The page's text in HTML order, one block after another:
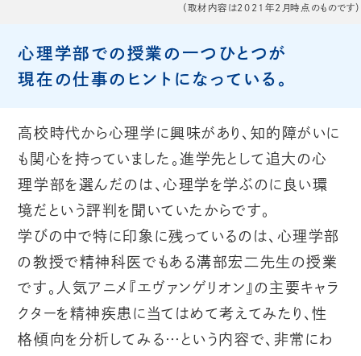
（取材内容は2021年2月時点のものです）
心理学部での授業の一つひとつが
現在の仕事のヒントになっている。
高校時代から心理学に興味があり、知的障がいに
も関心を持っていました。進学先として追大の心
理学部を選んだのは、心理学を学ぶのに良い環
境だという評判を聞いていたからです。
学びの中で特に印象に残っているのは、心理学部
の教授で精神科医でもある溝部宏二先生の授業
です。人気アニメ『エヴァンゲリオン』の主要キャラ
クターを精神疾患に当てはめて考えてみたり、性
格傾向を分析してみる…という内容で、非常にわ